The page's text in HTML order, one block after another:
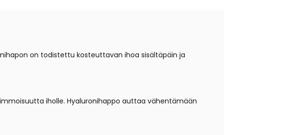
on todistettu kosteuttavan ihoa sisältäpäin ja
iholle. Hyaluronihappo auttaa vähentämään